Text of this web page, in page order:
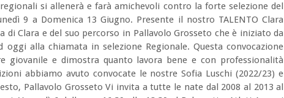
si allenerà e farà amichevoli contro la forte selezione del
9 a Domenica 13 Giugno. Presente il nostro TALENTO Clara
di Clara e del suo percorso in Pallavolo Grosseto che è iniziato da
oggi alla chiamata in selezione Regionale. Questa convocazione
e dimostra quanto lavora bene e con professionalità
abbiamo avuto convocate le nostre Sofia Luschi (2022/23) e
Pallavolo Grosseto Vi invita a tutte le nate dal 2008 al 2013 al